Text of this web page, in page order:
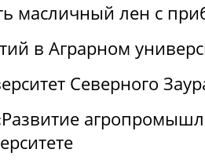
масличный лен с
в Аграрном
Северного